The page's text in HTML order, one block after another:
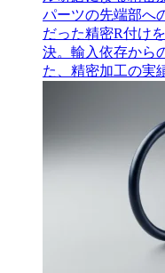
パーツの先端部へ
だった精密R付け
決。輸入依存から
た、精密加工の実